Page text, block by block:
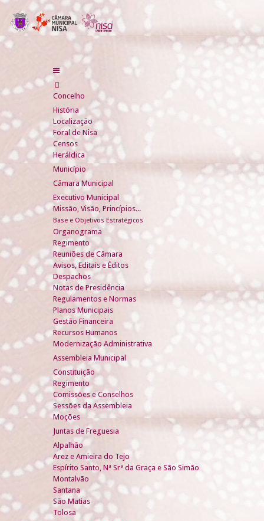
Concelho
História
Localização
Foral de Nisa
Censos
Heráldica
Município
Câmara Municipal
Executivo Municipal
Missão, Visão, Princípios...
Base e Objetivos Estratégicos
Organograma
Regimento
Reuniões de Câmara
Avisos, Editais e Éditos
Despachos
Notas de Presidência
Regulamentos e Normas
Planos Municipais
Gestão Financeira
Recursos Humanos
Modernização Administrativa
Assembleia Municipal
Constituição
Regimento
Comissões e Conselhos
Sessões da Assembleia
Moções
Juntas de Freguesia
Alpalhão
Arez e Amieira do Tejo
Espírito Santo, Nª Srª da Graça e São Simão
Montalvão
Santana
São Matias
Tolosa